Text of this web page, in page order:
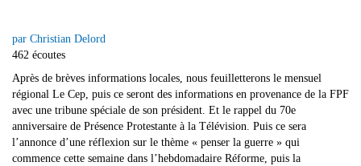
par Christian Delord
462 écoutes
Après de brèves informations locales, nous feuilletterons le mensuel
régional Le Cep, puis ce seront des informations en provenance de la FPF
avec une tribune spéciale de son président. Et le rappel du 70e
anniversaire de Présence Protestante à la Télévision. Puis ce sera
l’annonce d’une réflexion sur le thème « penser la guerre » qui
commence cette semaine dans l’hebdomadaire Réforme, puis la